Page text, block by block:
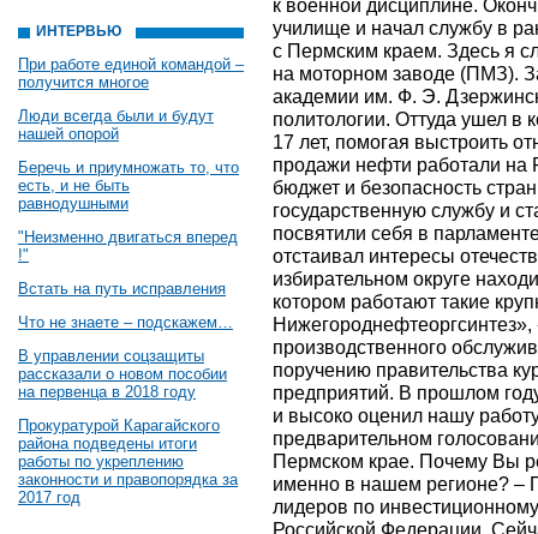
ИНТЕРВЬЮ
При работе единой командой –
получится многое
Люди всегда были и будут
нашей опорой
Беречь и приумножать то, что
есть, и не быть
равнодушными
"Неизменно двигаться вперед
!"
Встать на путь исправления
Что не знаете – подскажем…
В управлении соцзащиты
рассказали о новом пособии
на первенца в 2018 году
Прокуратурой Карагайского
района подведены итоги
работы по укреплению
законности и правопорядка за
2017 год
к военной дисциплине.
училище и начал службу в
с Пермским краем. Здесь я
на моторном заводе (ПМЗ).
академии им. Ф. Э.
политологии. Оттуда ушел
17 лет, помогая выстроить
продажи нефти работали на
бюджет и безопасность
государственную службу и
посвятили себя в
отстаивал интересы
избирательном округе
котором работают такие
производственного
поручению правительства
предприятий. В прошлом
и высоко оценил нашу
предварительном
Пермском крае. Почему Вы
именно в нашем регионе? –
лидеров по
Российской Федерации.